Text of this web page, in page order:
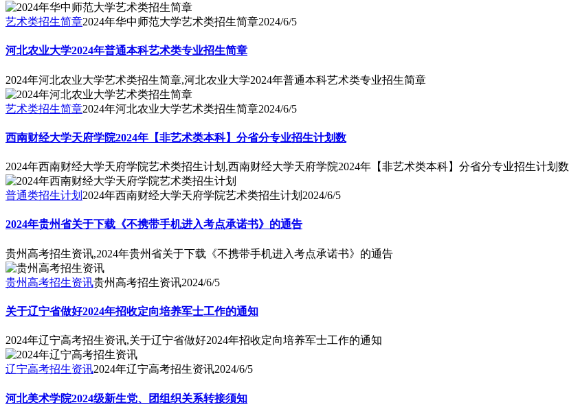
艺术类招生简章2024年华中师范大学艺术类招生简章2024/6/5
河北农业大学2024年普通本科艺术类专业招生简章
2024年河北农业大学艺术类招生简章,河北农业大学2024年普通本科艺术类专业招生简章
艺术类招生简章2024年河北农业大学艺术类招生简章2024/6/5
西南财经大学天府学院2024年【非艺术类本科】分省分专业招生计划数
2024年西南财经大学天府学院艺术类招生计划,西南财经大学天府学院2024年【非艺术类本科】分省分专业招生计划数
普通类招生计划 2024年西南财经大学天府学院艺术类招生计划 2024/6/5
2024年贵州省关于下载《不携带手机进入考点承诺书》的通告
贵州高考招生资讯,2024年贵州省关于下载《不携带手机进入考点承诺书》的通告
贵州高考招生资讯贵州高考招生资讯2024/6/5
关于辽宁省做好2024年招收定向培养军士工作的通知
2024年辽宁高考招生资讯,关于辽宁省做好2024年招收定向培养军士工作的通知
辽宁高考招生资讯2024年辽宁高考招生资讯2024/6/5
河北美术学院2024级新生党、团组织关系转接须知